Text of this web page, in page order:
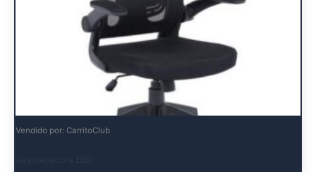
Vendido por: CarritoClub